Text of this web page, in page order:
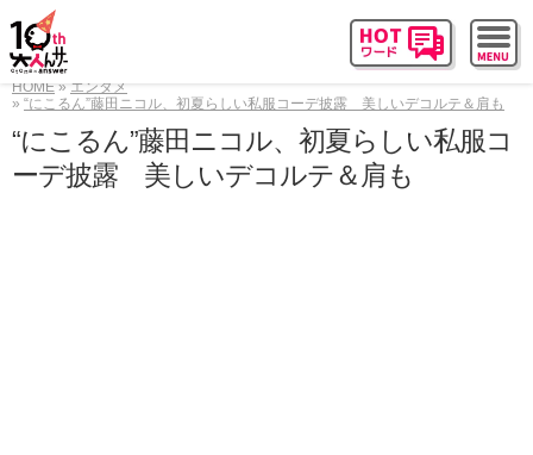
HOME
エンタメ
“にこるん”藤田ニコル、初夏らしい私服コーデ披露 美しいデコルテ＆肩も
“にこるん”藤田ニコル、初夏らしい私服コ
ーデ披露 美しいデコルテ＆肩も